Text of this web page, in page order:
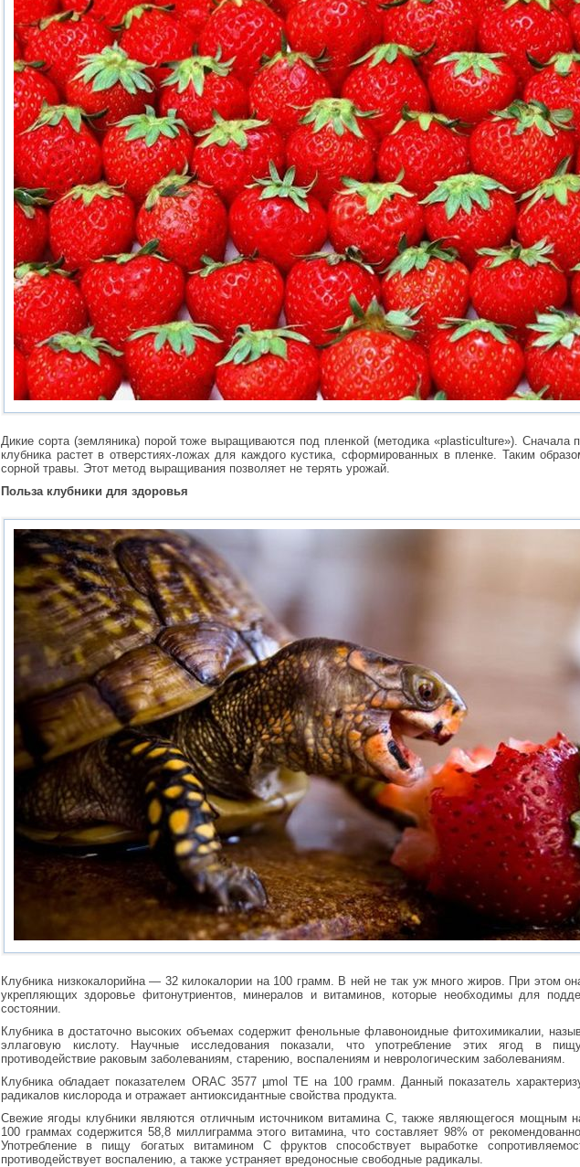
Дикие сорта (земляника) порой тоже выращиваются под пленкой (методика «plasticulture»). Сначала
клубника растет в отверстиях-ложах для каждого кустика, сформированных в пленке. Таким
сорной травы. Этот метод выращивания позволяет не терять урожай.
Польза клубники для здоровья
Клубника низкокалорийна — 32 килокалории на 100 грамм. В ней не так уж много жиров. При этом
укрепляющих здоровье фитонутриентов, минералов и витаминов, которые необходимы для
состоянии.
Клубника в достаточно высоких объемах содержит фенольные флавоноидные фитохимикалии,
эллаговую кислоту. Научные исследования показали, что употребление этих ягод в пищу
противодействие раковым заболеваниям, старению, воспалениям и неврологическим заболеваниям.
Клубника обладает показателем ORAC 3577 µmol TE на 100 грамм. Данный показатель
радикалов кислорода и отражает антиоксидантные свойства продукта.
Свежие ягоды клубники являются отличным источником витамина C, также являющегося мощным
100 граммах содержится 58,8 миллиграмма этого витамина, что составляет 98% от
Употребление в пищу богатых витамином C фруктов способствует выработке
противодействует воспалению, а также устраняет вредоносные свободные радикалы.